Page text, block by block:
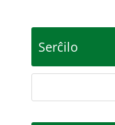
Serĉilo